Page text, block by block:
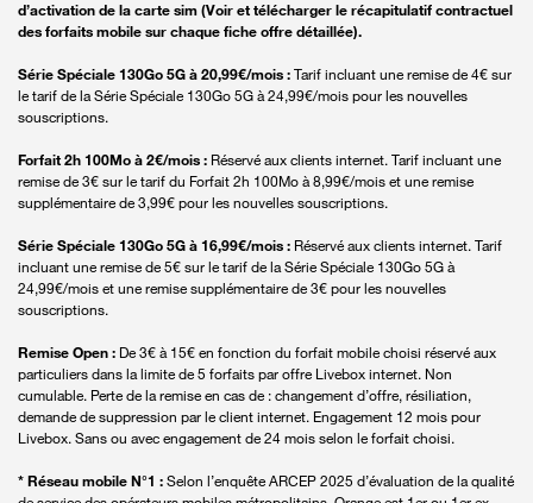
d’activation de la carte sim (Voir et télécharger le récapitulatif contractuel
des forfaits mobile sur chaque fiche offre détaillée).
Série Spéciale 130Go 5G à 20,99€/mois : Tarif incluant une remise de 4€ sur
le tarif de la Série Spéciale 130Go 5G à 24,99€/mois pour les nouvelles
souscriptions.
Forfait 2h 100Mo à 2€/mois : Réservé aux clients internet. Tarif incluant une
remise de 3€ sur le tarif du Forfait 2h 100Mo à 8,99€/mois et une remise
supplémentaire de 3,99€ pour les nouvelles souscriptions.
Série Spéciale 130Go 5G à 16,99€/mois : Réservé aux clients internet. Tarif
incluant une remise de 5€ sur le tarif de la Série Spéciale 130Go 5G à
24,99€/mois et une remise supplémentaire de 3€ pour les nouvelles
souscriptions.
Remise Open : De 3€ à 15€ en fonction du forfait mobile choisi réservé aux
particuliers dans la limite de 5 forfaits par offre Livebox internet. Non
cumulable. Perte de la remise en cas de : changement d’offre, résiliation,
demande de suppression par le client internet. Engagement 12 mois pour
Livebox. Sans ou avec engagement de 24 mois selon le forfait choisi.
* Réseau mobile N°1 : Selon l’enquête ARCEP 2025 d’évaluation de la qualité